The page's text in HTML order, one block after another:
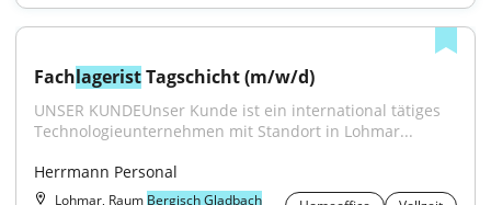
Fachlagerist Tagschicht (m/w/d)
UNSER KUNDEUnser Kunde ist ein international tätiges
Technologieunternehmen mit Standort in Lohmar...
Herrmann Personal
Lohmar, Raum Bergisch Gladbach